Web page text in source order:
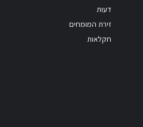
דעות
זירת המומחים
חקלאות